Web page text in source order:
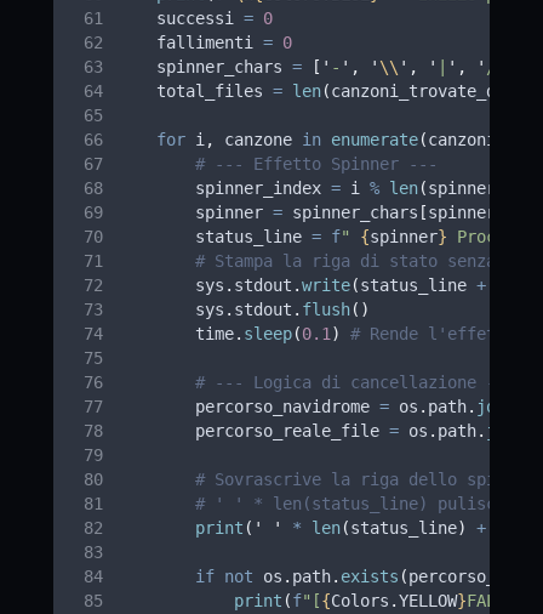
    successi
= 0
    fallimenti
= 0
    spinner_chars
= [ ' - ' , ' \\ ' , ' ' , ' /
    total_files
= len(canzoni_trovate_db
for i, canzone in enumerate(
# --- Effetto Spinner ---
        spinner_index
= i % len(
        spinner
= spinner_chars [
        status_line
= f" {spinner}
# Stampa la riga di stato senza
        sys
. stdout .write(status_line +
        sys
. stdout . flush()
        time
. sleep(0.1) # Rende l'effetto
# --- Logica di cancellazione ---
        percorso_navidrome
= os . path. join
        percorso_reale_file
= os . path. join
# Sovrascrive la riga dello
# ' ' * len(status_line) pulisce
print ( ' ' * len(status_line) +
if not os . path. exists (
print (f"[{Colors .YELLOW}FALLITO